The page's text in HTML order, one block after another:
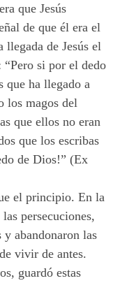
que Jesús
de que él era el
de Jesús el
si por el dedo
que ha llegado a
los magos del
que ellos no eran
que los escribas
de Dios!” (Ex
el principio. En la
persecuciones,
abandonaron las
vivir de antes.
guardó estas